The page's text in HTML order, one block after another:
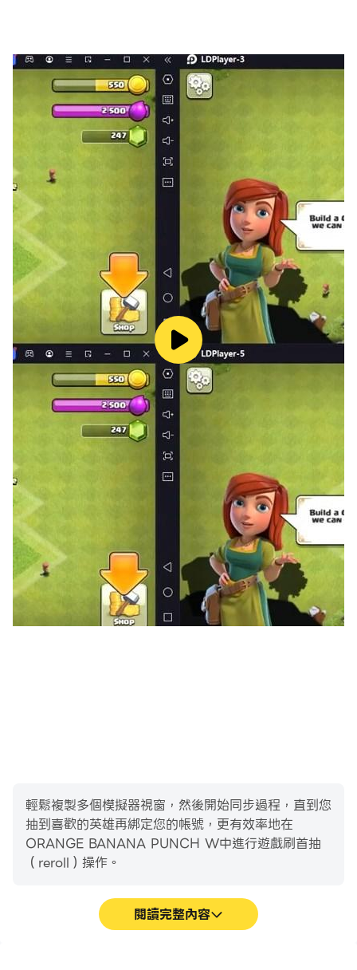
輕鬆複製多個模擬器視窗，然後開始同步過程，直到您
抽到喜歡的英雄再綁定您的帳號，更有效率地在
ORANGE BANANA PUNCH W中進行遊戲刷首抽
（reroll）操作。
閱讀完整內容